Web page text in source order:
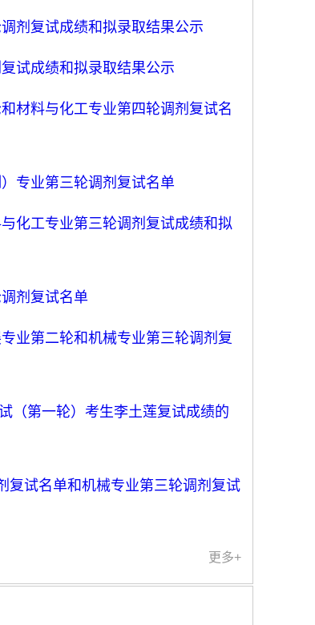
剂复试成绩和拟录取结果公示
试成绩和拟录取结果公示
材料与化工专业第四轮调剂复试名
专业第三轮调剂复试名单
化工专业第三轮调剂复试成绩和拟
剂复试名单
业第二轮和机械专业第三轮调剂复
（第一轮）考生李土莲复试成绩的
复试名单和机械专业第三轮调剂复试
更多+